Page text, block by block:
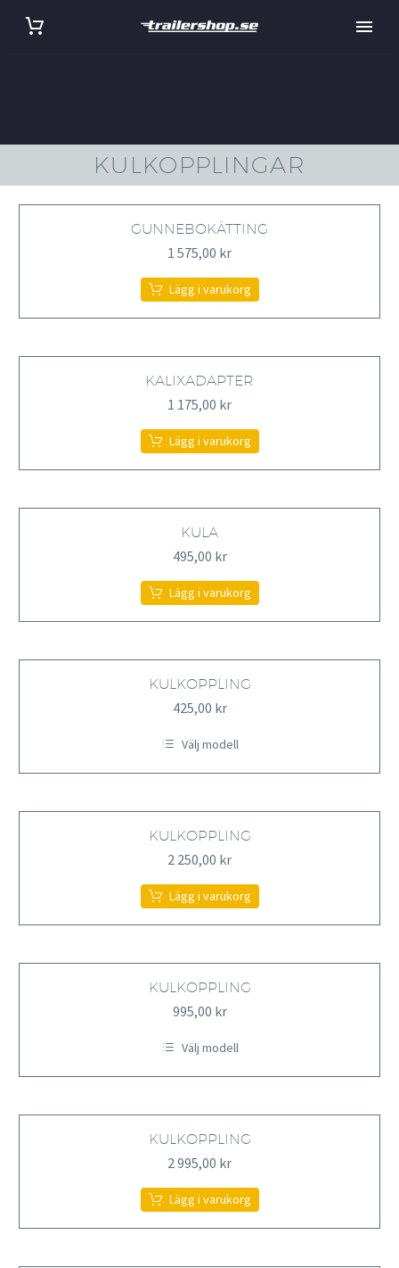
KULKOPPLINGAR
GUNNEBOKÄTTING
1 575,00 kr
Lägg i varukorg
KALIXADAPTER
1 175,00 kr
Lägg i varukorg
KULA
495,00 kr
Lägg i varukorg
KULKOPPLING
425,00 kr
Välj modell
här
varianter.
olika
kan
väljas
på
KULKOPPLING
2 250,00 kr
Lägg i varukorg
KULKOPPLING
995,00 kr
Välj modell
här
varianter.
olika
kan
väljas
på
KULKOPPLING
2 995,00 kr
Lägg i varukorg